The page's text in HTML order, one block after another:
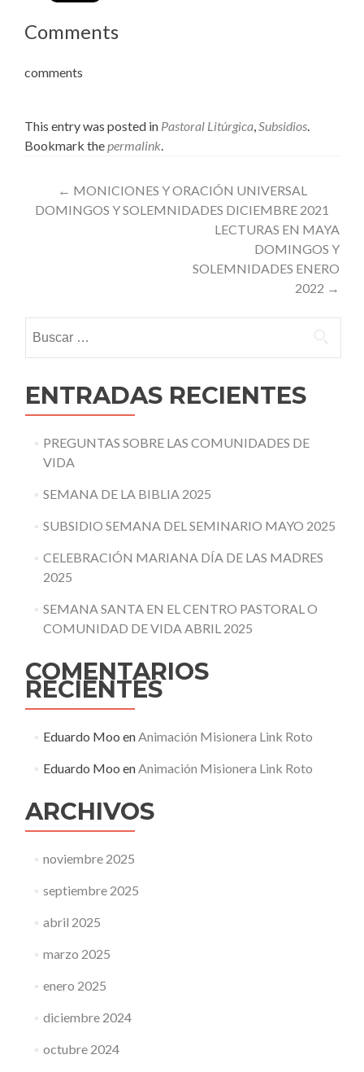
Comments
comments
This entry was posted in Pastoral Litúrgica,Subsidios.
Bookmark thepermalink.
Post
navigation
← MONICIONES Y ORACIÓN UNIVERSAL
DOMINGOS Y SOLEMNIDADES DICIEMBRE 2021
LECTURAS EN MAYA
DOMINGOS Y
SOLEMNIDADES ENERO
2022 →
ENTRADAS RECIENTES
PREGUNTAS SOBRE LAS COMUNIDADES DE
VIDA
SEMANA DE LA BIBLIA 2025
SUBSIDIO SEMANA DEL SEMINARIO MAYO 2025
CELEBRACIÓN MARIANA DÍA DE LAS MADRES
2025
SEMANA SANTA EN EL CENTRO PASTORAL O
COMUNIDAD DE VIDA ABRIL 2025
COMENTARIOS
RECIENTES
Eduardo Moo enAnimación Misionera Link Roto
Eduardo Moo enAnimación Misionera Link Roto
ARCHIVOS
noviembre 2025
septiembre 2025
abril 2025
marzo 2025
enero 2025
diciembre 2024
octubre 2024